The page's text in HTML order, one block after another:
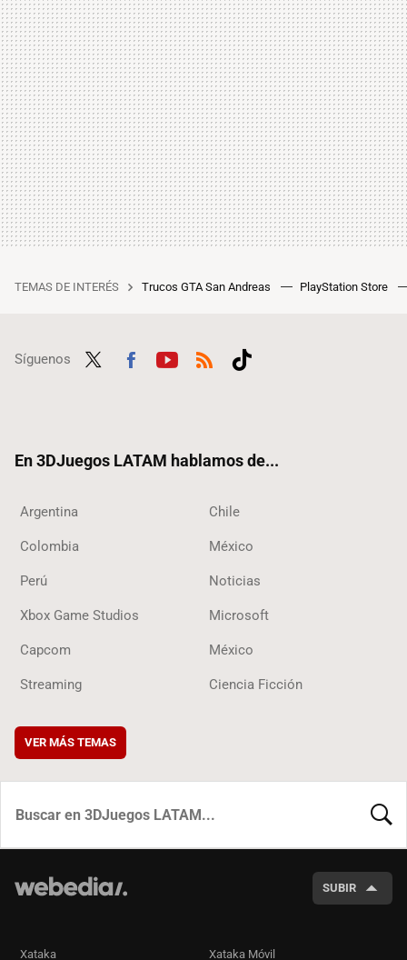
TEMAS DE INTERÉS Trucos GTA San Andreas PlayStation Store
Síguenos
En 3DJuegos LATAM hablamos de...
Argentina Chile
Colombia México
Perú Noticias
Xbox Game Studios Microsoft
Capcom México
Streaming Ciencia Ficción
VER MÁS TEMAS
SUBIR
Xataka Xataka Móvil